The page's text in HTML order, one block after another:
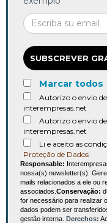
SUBSCREVER
Marcar todos
Autorizo o envio
interempresas.net
Autorizo o envio
interempresas.net
Li e aceito as
Proteção de Dados
Responsable:
nossa(s) newsletter(s).
mails relacionados a ele ou
associados. Conservação:
for necessário para realizar
dados podem ser
gestão interna. Derechos: